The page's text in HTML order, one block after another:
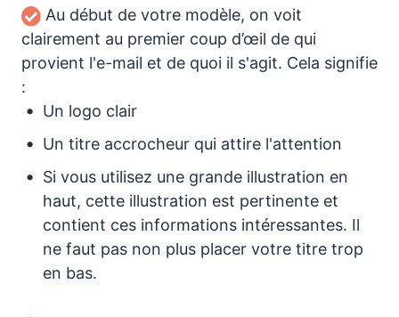
Au début de votre modèle, on voit
clairement au premier coup d’œil de qui
provient l'e-mail et de quoi il s'agit. Cela signifie
:
Un logo clair
Un titre accrocheur qui attire l'attention
Si vous utilisez une grande illustration en
haut, cette illustration est pertinente et
contient ces informations intéressantes. Il
ne faut pas non plus placer votre titre trop
en bas.